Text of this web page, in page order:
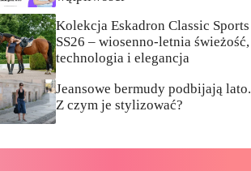
Kolekcja Eskadron Classic Sports
SS26 – wiosenno-letnia świeżość,
technologia i elegancja
Jeansowe bermudy podbijają lato.
Z czym je stylizować?